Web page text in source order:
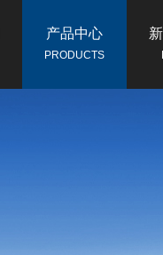
产品中心
PRODUCTS